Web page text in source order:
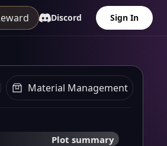
Discord Sign In
Material Management
Plot summary